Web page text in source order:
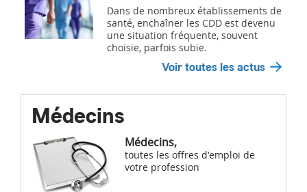
Dans de nombreux établissements de
santé, enchaîner les CDD est devenu
une situation fréquente, souvent
choisie, parfois subie.
Voir toutes les actus
Médecins
Médecins,
toutes les offres d'emploi de
votre profession